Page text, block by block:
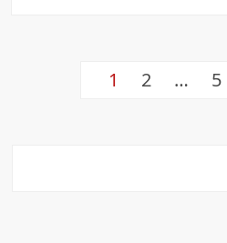
1 2 … 5